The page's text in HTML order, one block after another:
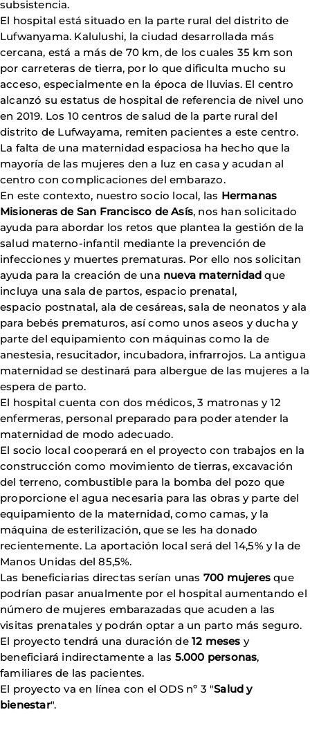
subsistencia.
El hospital está situado en la parte rural del distrito de
Lufwanyama. Kalulushi, la ciudad desarrollada más
cercana, está a más de 70 km, de los cuales 35 km son
por carreteras de tierra, por lo que dificulta mucho su
acceso, especialmente en la época de lluvias. El centro
alcanzó su estatus de hospital de referencia de nivel uno
en 2019. Los 10 centros de salud de la parte rural del
distrito de Lufwayama, remiten pacientes a este centro.
La falta de una maternidad espaciosa ha hecho que la
mayoría de las mujeres den a luz en casa y acudan al
centro con complicaciones del embarazo.
En este contexto, nuestro socio local, las Hermanas
Misioneras de San Francisco de Asís, nos han solicitado
ayuda para abordar los retos que plantea la gestión de la
salud materno-infantil mediante la prevención de
infecciones y muertes prematuras. Por ello nos solicitan
ayuda para la creación de una nueva maternidad que
incluya una sala de partos, espacio prenatal,
espacio postnatal, ala de cesáreas, sala de neonatos y ala
para bebés prematuros, así como unos aseos y ducha y
parte del equipamiento con máquinas como la de
anestesia, resucitador, incubadora, infrarrojos. La antigua
maternidad se destinará para albergue de las mujeres a la
espera de parto.
El hospital cuenta con dos médicos, 3 matronas y 12
enfermeras, personal preparado para poder atender la
maternidad de modo adecuado.
El socio local cooperará en el proyecto con trabajos en la
construcción como movimiento de tierras, excavación
del terreno, combustible para la bomba del pozo que
proporcione el agua necesaria para las obras y parte del
equipamiento de la maternidad, como camas, y la
máquina de esterilización, que se les ha donado
recientemente. La aportación local será del 14,5% y la de
Manos Unidas del 85,5%.
Las beneficiarias directas serían unas 700 mujeres que
podrían pasar anualmente por el hospital aumentando el
número de mujeres embarazadas que acuden a las
visitas prenatales y podrán optar a un parto más seguro.
El proyecto tendrá una duración de 12 meses y
beneficiará indirectamente a las 5.000 personas,
familiares de las pacientes.
El proyecto va en línea con el ODS nº 3 "Salud y
bienestar".